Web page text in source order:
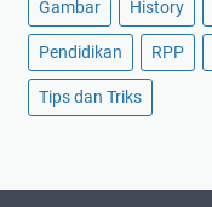
Gambar History
Pendidikan RPP
Tips dan Triks